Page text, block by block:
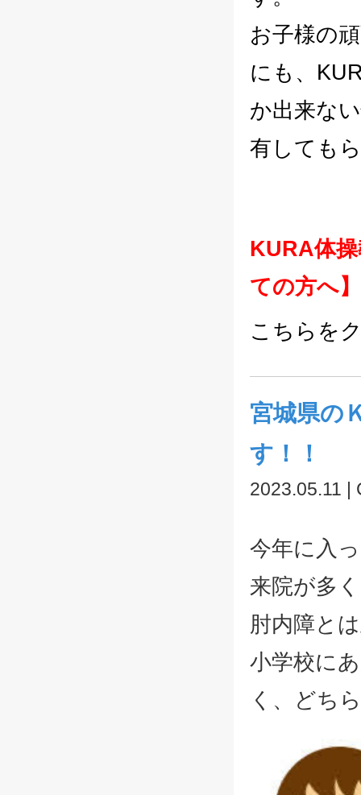
お子様の
にも、
か出来な
有しても
KURA体
ての方へ
こちらを
宮城県の
す！！
2023.05.11 |
今年に入
来院が多
肘内障と
小学校に
く、どち